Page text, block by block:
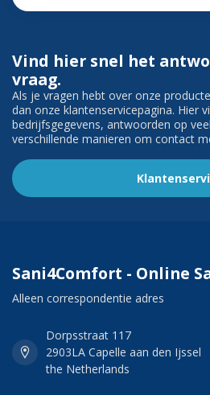
Vind hier snel het
vraag.
Als je vragen hebt over onze
dan onze klantenservicepagina. Hier
bedrijfsgegevens, antwoorden op
verschillende manieren om contact
Sani4Comfort - Online
Alleen correspondentie adres
Dorpsstraat 117
2903LA Capelle aan den Ijssel
the Netherlands